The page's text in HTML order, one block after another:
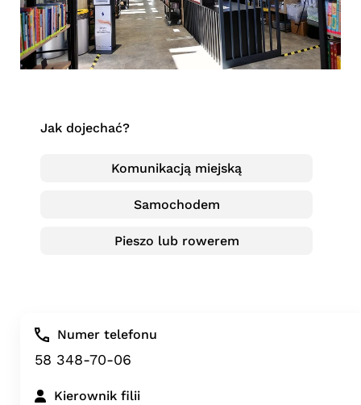
Jak dojechać?
Komunikacją miejską
Samochodem
Pieszo lub rowerem
Numer telefonu
58 348-70-06
Kierownik filii